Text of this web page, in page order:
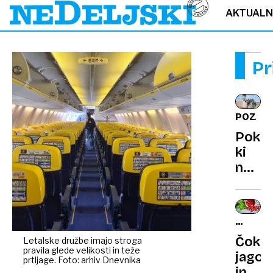
Letalske družbe imajo stroga
pravila glede velikosti in teže
prtljage. Foto: arhiv Dnevnika
ki
ne
več:
letal
in
lovilci
HRANA
IN